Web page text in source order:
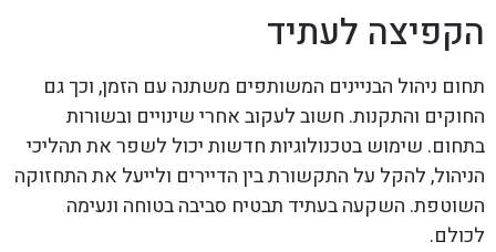
הקפיצה לעתיד
תחום ניהול הבניינים המשותפים משתנה עם הזמן, וכך גם
החוקים והתקנות. חשוב לעקוב אחרי שינויים ובשורות
בתחום. שימוש בטכנולוגיות חדשות יכול לשפר את תהליכי
הניהול, להקל על התקשורת בין הדיירים ולייעל את התחזוקה
השוטפת. השקעה בעתיד תבטיח סביבה בטוחה ונעימה
לכולם.